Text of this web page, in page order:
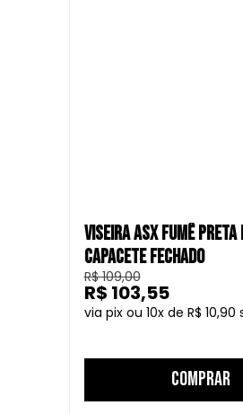
VISEIRA ASX FUMÊ
CAPACETE FECHADO
R$ 109,00
10
R$ 10,90
R$ 103,55
COMPRAR